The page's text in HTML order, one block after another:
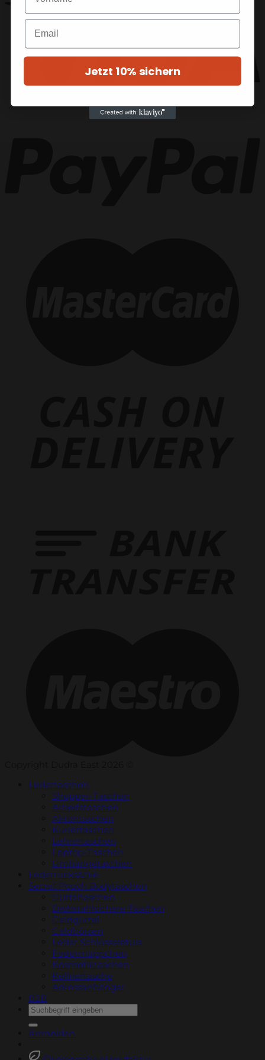
Ledertaschen
Shopper-Taschen
Arbeitstaschen
Aktentaschen
Kuriertaschen
Lehrertaschen
Laptop-Taschen
Umhängetaschen
Lederrucksäcke
Secret Pouch Bodytaschen
Gürteltaschen
Diebstahlsichere Taschen
Geldgürtel
Geldbörsen
Leder Schlüsseletuis
Federmäppchen
Kosmetiktaschen
Kellnertasche
Adressanhänger
B2B
Suchen
nach:
Anmelden
Jetzt 10% sichern